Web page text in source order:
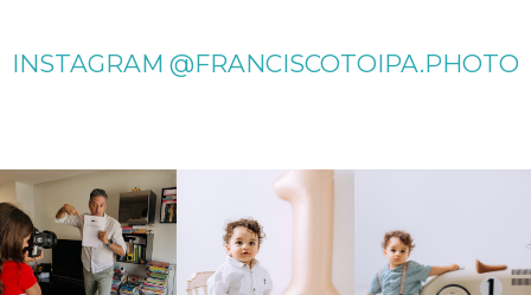
INSTAGRAM @FRANCISCOTOIPA.PHOTO